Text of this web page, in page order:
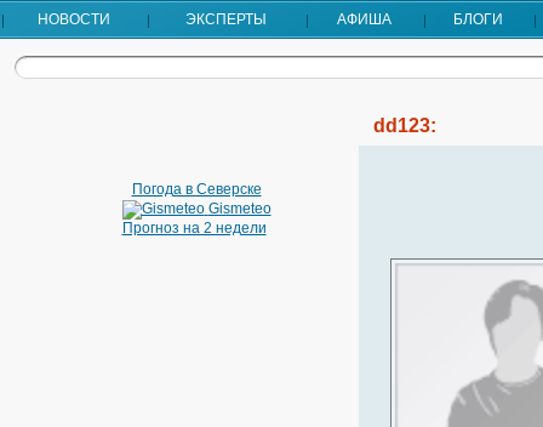
НОВОСТИ ЭКСПЕРТЫ АФИША БЛОГИ
Погода в Северске
Gismeteo
Прогноз на 2 недели
dd123: